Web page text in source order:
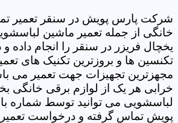
شرکت پارس پویش در سنقر تعمیر
خانگی از جمله تعمیر ماشین
یخچال فریزر در سنقر را انجام داده و
تکنسین ها و بروزترین تکنیک های
مجهزترین تجهیزات جهت تعمیر می
خرابی هر یک از لوازم برقی
لباسشویی می توانید توسط شماره
پویش تماس گرفته و درخواست تعمیر